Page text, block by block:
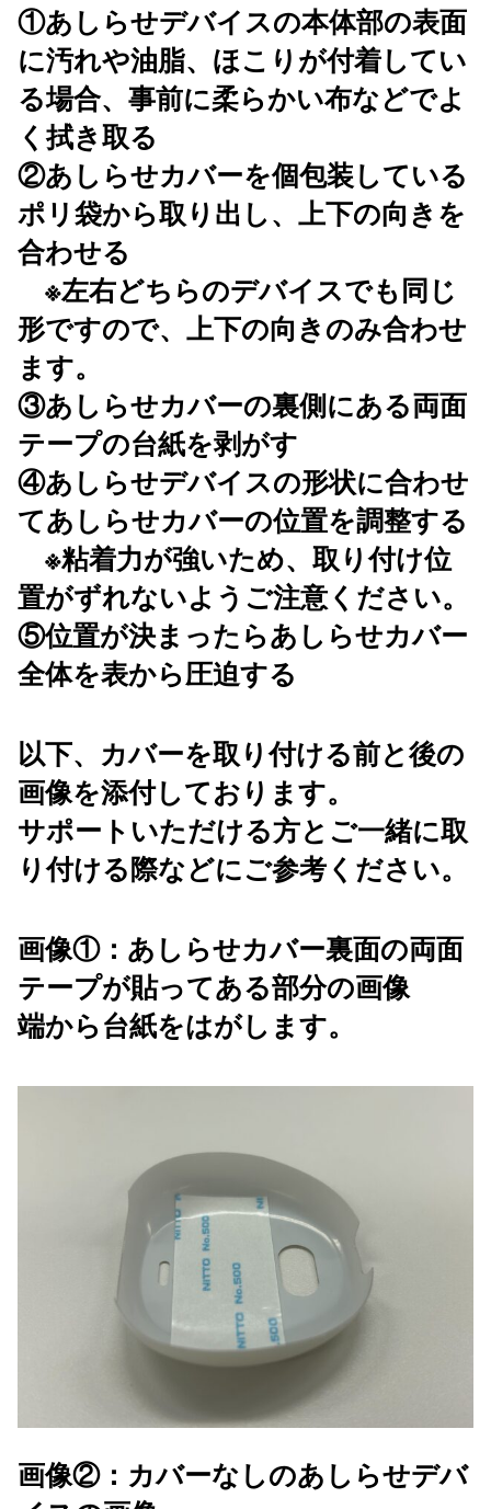
①あしらせデバイスの本体部の表面
に汚れや油脂、ほこりが付着してい
る場合、事前に柔らかい布などでよ
く拭き取る
②あしらせカバーを個包装している
ポリ袋から取り出し、上下の向きを
合わせる
※左右どちらのデバイスでも同じ
形ですので、上下の向きのみ合わせ
ます。
③あしらせカバーの裏側にある両面
テープの台紙を剥がす
④あしらせデバイスの形状に合わせ
てあしらせカバーの位置を調整する
※粘着力が強いため、取り付け位
置がずれないようご注意ください。
⑤位置が決まったらあしらせカバー
全体を表から圧迫する
以下、カバーを取り付ける前と後の
画像を添付しております。
サポートいただける方とご一緒に取
り付ける際などにご参考ください。
画像①：あしらせカバー裏面の両面
テープが貼ってある部分の画像
端から台紙をはがします。
画像②：カバーなしのあしらせデバ